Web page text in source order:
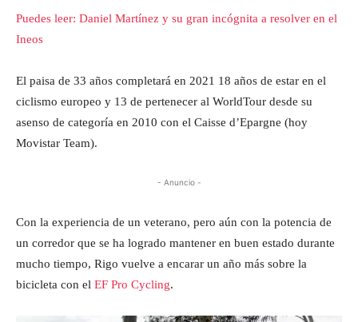
Puedes leer: Daniel Martínez y su gran incógnita a resolver en el
Ineos
El paisa de 33 años completará en 2021 18 años de estar en el
ciclismo europeo y 13 de pertenecer al WorldTour desde su
asenso de categoría en 2010 con el Caisse d’Epargne (hoy
Movistar Team).
- Anuncio -
Con la experiencia de un veterano, pero aún con la potencia de
un corredor que se ha logrado mantener en buen estado durante
mucho tiempo, Rigo vuelve a encarar un año más sobre la
bicicleta con el EF Pro Cycling.